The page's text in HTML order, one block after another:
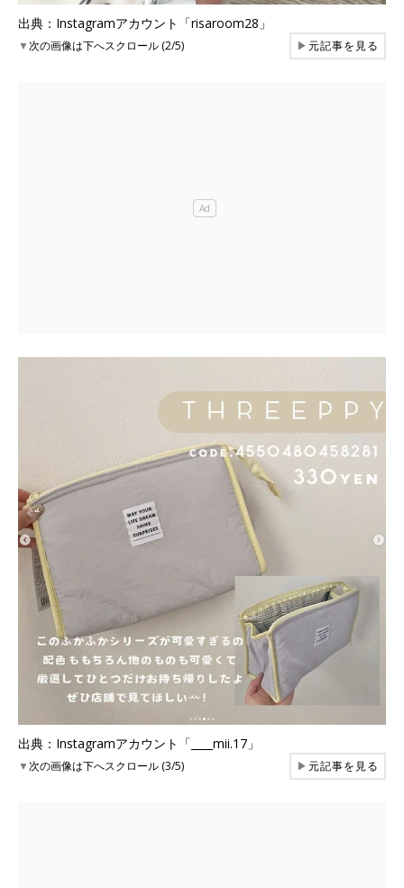
出典：Instagramアカウント「risaroom28」
▼次の画像は下へスクロール (2/5) ▶元記事を見る
出典：Instagramアカウント「____mii.17」
▼次の画像は下へスクロール (3/5) ▶元記事を見る